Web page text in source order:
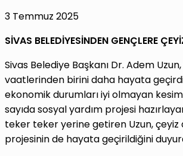
3 Temmuz 2025
SİVAS BELEDİYESİNDEN GENÇLERE
Sivas Belediye Başkanı Dr. Adem
vaatlerinden birini daha hayata
ekonomik durumları iyi olmayan
sayıda sosyal yardım projesi
teker teker yerine getiren Uzun, çeyiz
projesinin de hayata geçirildiğini